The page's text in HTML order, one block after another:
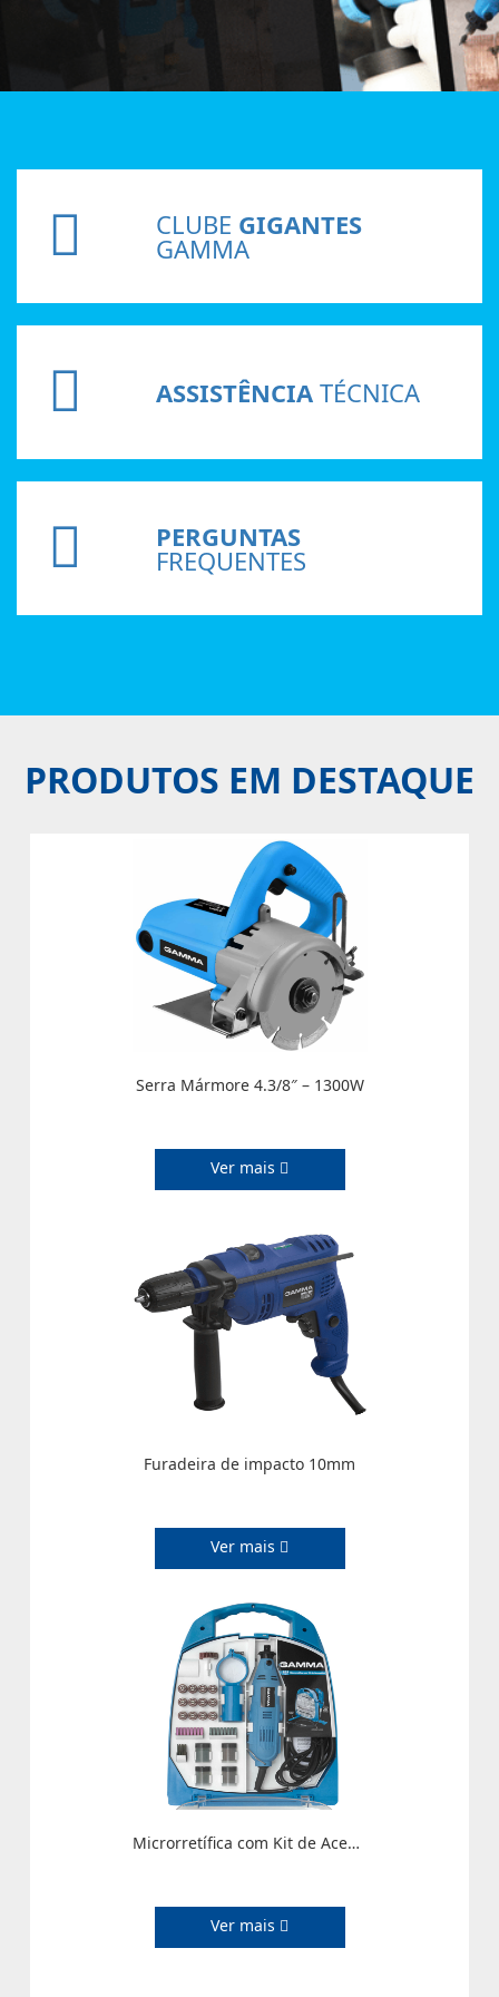
CLUBE GIGANTES
GAMMA
ASSISTÊNCIA TÉCNICA
PERGUNTAS
FREQUENTES
PRODUTOS EM DESTAQUE
Serra Mármore 4.3/8″ – 1300W
Ver mais
Furadeira de impacto 10mm
Ver mais
Microrretífica com Kit de Acessórios
Ver mais